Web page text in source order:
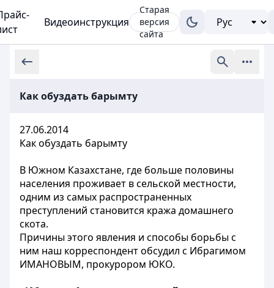
Видеоинструкция
Старая
версия
сайта
Как обуздать барымту
27.06.2014
Как обуздать барымту
В Южном Казахстане, где больше половины
населения проживает в сельской местности,
одним из самых распространенных
преступлений становится кража домашнего
скота.
Причины этого явления и способы борьбы с
ним наш корреспондент обсудил с Ибрагимом
ИМАНОВЫМ, прокурором ЮКО.